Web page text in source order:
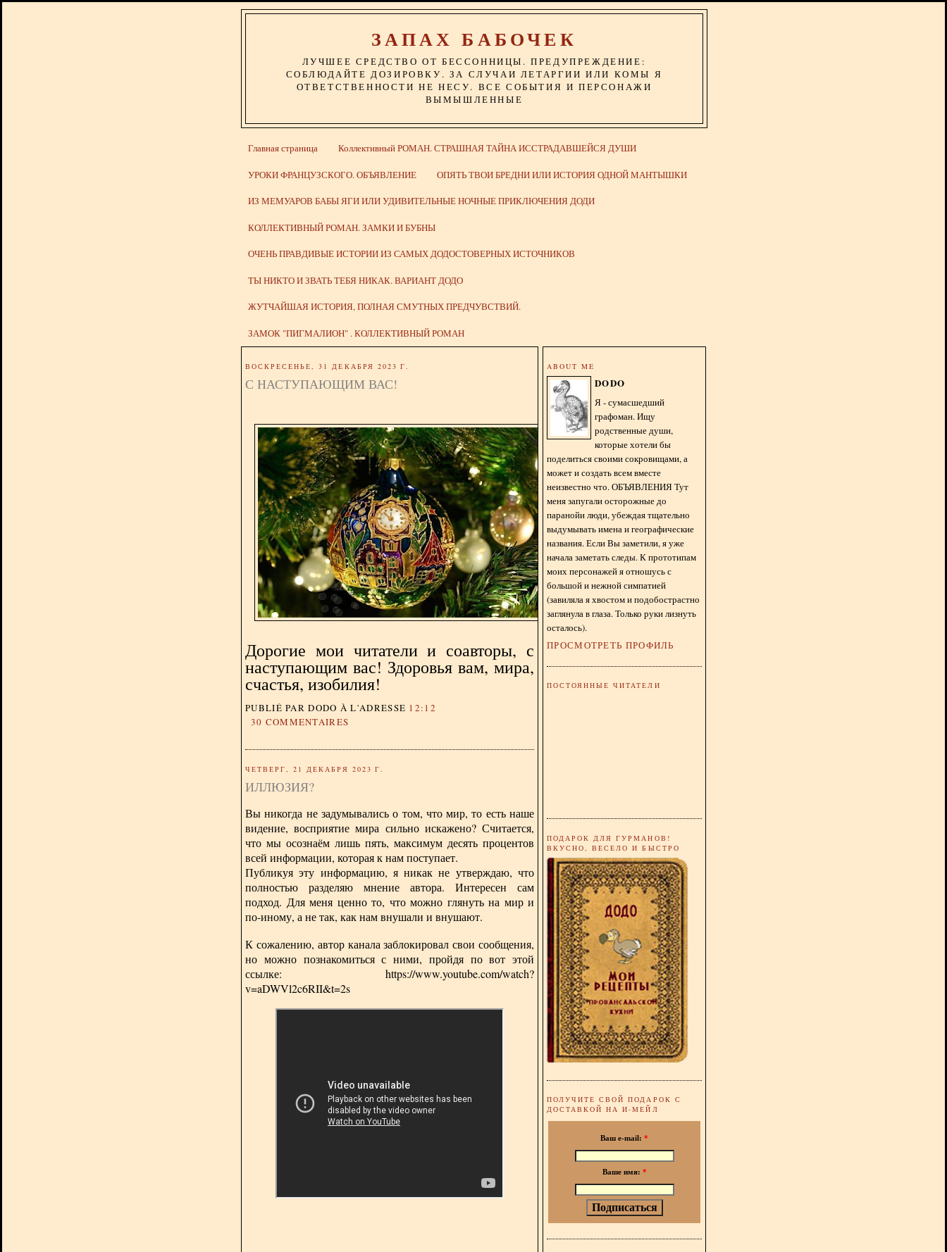
ЗАПАХ БАБОЧЕК
ЛУЧШЕЕ СРЕДСТВО ОТ БЕССОННИЦЫ. ПРЕДУПРЕЖДЕНИЕ:
СОБЛЮДАЙТЕ ДОЗИРОВКУ. ЗА СЛУЧАИ ЛЕТАРГИИ ИЛИ КОМЫ Я
ОТВЕТСТВЕННОСТИ НЕ НЕСУ. ВСЕ СОБЫТИЯ И ПЕРСОНАЖИ
ВЫМЫШЛЕННЫЕ
Главная страница Коллективный РОМАН. СТРАШНАЯ ТАЙНА ИССТРАДАВШЕЙСЯ ДУШИ
УРОКИ ФРАНЦУЗСКОГО. ОБЪЯВЛЕНИЕ ОПЯТЬ ТВОИ БРЕДНИ ИЛИ ИСТОРИЯ ОДНОЙ МАНТЫШКИ
ИЗ МЕМУАРОВ БАБЫ ЯГИ ИЛИ УДИВИТЕЛЬНЫЕ НОЧНЫЕ ПРИКЛЮЧЕНИЯ ДОДИ
КОЛЛЕКТИВНЫЙ РОМАН. ЗАМКИ И БУБНЫ
ОЧЕНЬ ПРАВДИВЫЕ ИСТОРИИ ИЗ САМЫХ ДОДОСТОВЕРНЫХ ИСТОЧНИКОВ
ТЫ НИКТО И ЗВАТЬ ТЕБЯ НИКАК. ВАРИАНТ ДОДО
ЖУТЧАЙШАЯ ИСТОРИЯ, ПОЛНАЯ СМУТНЫХ ПРЕДЧУВСТВИЙ.
ЗАМОК "ПИГМАЛИОН" . КОЛЛЕКТИВНЫЙ РОМАН
ВОСКРЕСЕНЬЕ, 31 ДЕКАБРЯ 2023 Г.
С НАСТУПАЮЩИМ ВАС!
Дорогие мои читатели и соавторы, с
наступающим вас! Здоровья вам, мира,
счастья, изобилия!
PUBLIÉ PAR DODO À L'ADRESSE 12:12
30 COMMENTAIRES
ЧЕТВЕРГ, 21 ДЕКАБРЯ 2023 Г.
ИЛЛЮЗИЯ?
Вы никогда не задумывались о том, что мир, то есть наше
видение, восприятие мира сильно искажено? Считается,
что мы осознаём лишь пять, максимум десять процентов
всей информации, которая к нам поступает.
Публикуя эту информацию, я никак не утверждаю, что
полностью разделяю мнение автора. Интересен сам
подход. Для меня ценно то, что можно глянуть на мир и
по-иному, а не так, как нам внушали и внушают.
К сожалению, автор канала заблокировал свои сообщения,
но можно познакомиться с ними, пройдя по вот этой
ссылке: https://www.youtube.com/watch?
v=aDWVl2c6RII&t=2s
ABOUT ME
DODO
Я - сумасшедший
графоман. Ищу
родственные души,
которые хотели бы
поделиться своими сокровищами, а
может и создать всем вместе
неизвестно что. ОБЪЯВЛЕНИЯ Тут
меня запугали осторожные до
паранойи люди, убеждая тщательно
выдумывать имена и географические
названия. Если Вы заметили, я уже
начала заметать следы. К прототипам
моих персонажей я отношусь с
большой и нежной симпатией
(завиляла я хвостом и подобострастно
заглянула в глаза. Только руки лизнуть
осталось).
ПРОСМОТРЕТЬ ПРОФИЛЬ
ПОСТОЯННЫЕ ЧИТАТЕЛИ
ПОДАРОК ДЛЯ ГУРМАНОВ!
ВКУСНО, ВЕСЕЛО И БЫСТРО
ПОЛУЧИТЕ СВОЙ ПОДАРОК С
ДОСТАВКОЙ НА И-МЕЙЛ
Ваш e-mail: *
Ваше имя: *